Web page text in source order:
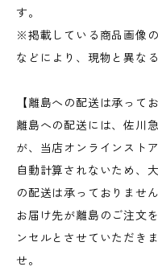
す。
※掲載している商品画像
などにより、現物と異な
【離島への配送は承って
離島への配送には、佐川
が、当店オンラインスト
自動計算されないため、
の配送は承っておりません
お届け先が離島のご注文
ンセルとさせていただき
せ。